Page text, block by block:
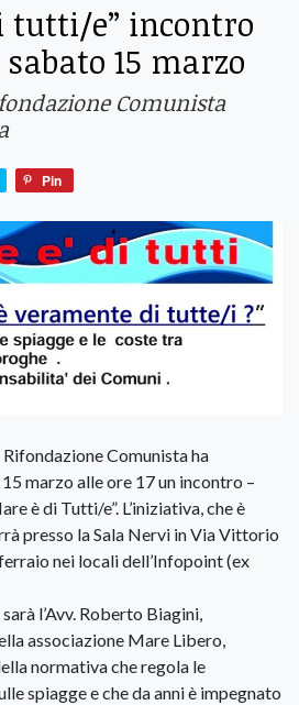
tutti/e” incontro
15 marzo
Comunista
Pin
Comunista ha
marzo alle ore 17 un incontro –
è di Tutti/e”. L’iniziativa, che è
presso la Sala Nervi in Via Vittorio
nei locali dell’Infopoint (ex
l’Avv. Roberto Biagini,
associazione Mare Libero,
normativa che regola le
spiagge e che da anni è impegnato